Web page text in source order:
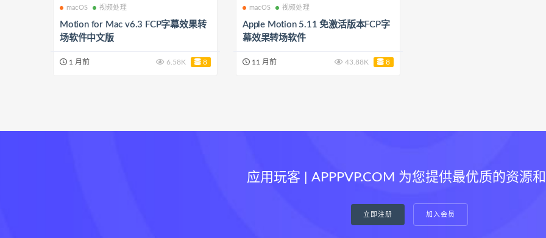
macOS 视频处理
Motion for Mac v6.3 FCP字幕效果转
场软件中文版
1 月前 6.58K 8
macOS 视频处理
Apple Motion 5.11 免激活版本FCP字
幕效果转场软件
11 月前 43.88K 8
应用玩客 | APPPVP.COM 为您提供最优质的资源
立即注册 加入会员